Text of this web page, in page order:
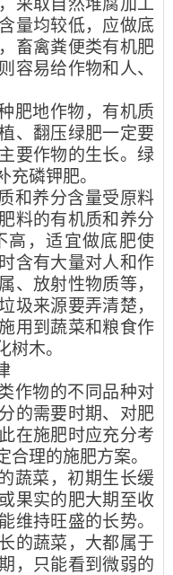
量均较低，应做底
畜禽粪便类有机肥
容易给作物和人、
肥地作物，有机质
、翻压绿肥一定要
要作物的生长。绿
充磷钾肥。
和养分含量受原料
料的有机质和养分
高，适宜做底肥使
含有大量对人和作
、放射性物质等，
圾来源要弄清楚，
用到蔬菜和粮食作
木。
作物的不同品种对
的需要时期、对肥
在施肥时应充分考
理的施肥方案。
蔬菜，初期生长缓
果实的肥大期至收
维持旺盛的长势。
的蔬菜，大都属于
，只能看到微弱的